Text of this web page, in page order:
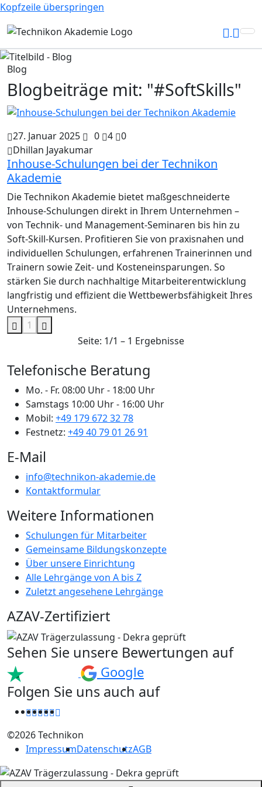
Kopfzeile überspringen
Blog
Blogbeiträge mit: "#SoftSkills"
27. Januar 2025 0 4
0
Dhillan Jayakumar
Inhouse-Schulungen bei der Technikon
Akademie
Die Technikon Akademie bietet maßgeschneiderte
Inhouse-Schulungen direkt in Ihrem Unternehmen –
von Technik- und Management-Seminaren bis hin zu
Soft-Skill-Kursen. Profitieren Sie von praxisnahen und
individuellen Schulungen, erfahrenen Trainerinnen und
Trainern sowie Zeit- und Kosteneinsparungen. So
stärken Sie durch nachhaltige Mitarbeiterentwicklung
langfristig und effizient die Wettbewerbsfähigkeit Ihres
Unternehmens.
Seite: 1/1 – 1 Ergebnisse
1
Telefonische Beratung
Mo. - Fr. 08:00 Uhr - 18:00 Uhr
Samstags 10:00 Uhr - 16:00 Uhr
Mobil: +49 179 672 32 78
Festnetz: +49 40 79 01 26 91
E-Mail
info@technikon-akademie.de
Kontaktformular
Weitere Informationen
Schulungen für Mitarbeiter
Gemeinsame Bildungskonzepte
Über unsere Einrichtung
Alle Lehrgänge von A bis Z
Zuletzt angesehene Lehrgänge
AZAV-Zertifiziert
Sehen Sie unsere Bewertungen auf
Google
Folgen Sie uns auch auf
©2026 Technikon
ImpressumDatenschutzAGB